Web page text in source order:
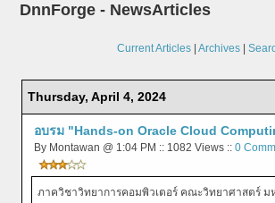
DnnForge - NewsArticles
Current Articles Archives
Thursday, April 4, 2024
อบรม "Hands-on Oracle Cloud
By Montawan @ 1:04 PM :: 1082 Views :: 0
ภาควิชาวิทยาการคอมพิวเตอร์ คณะวิทยาศาสตร์ ม